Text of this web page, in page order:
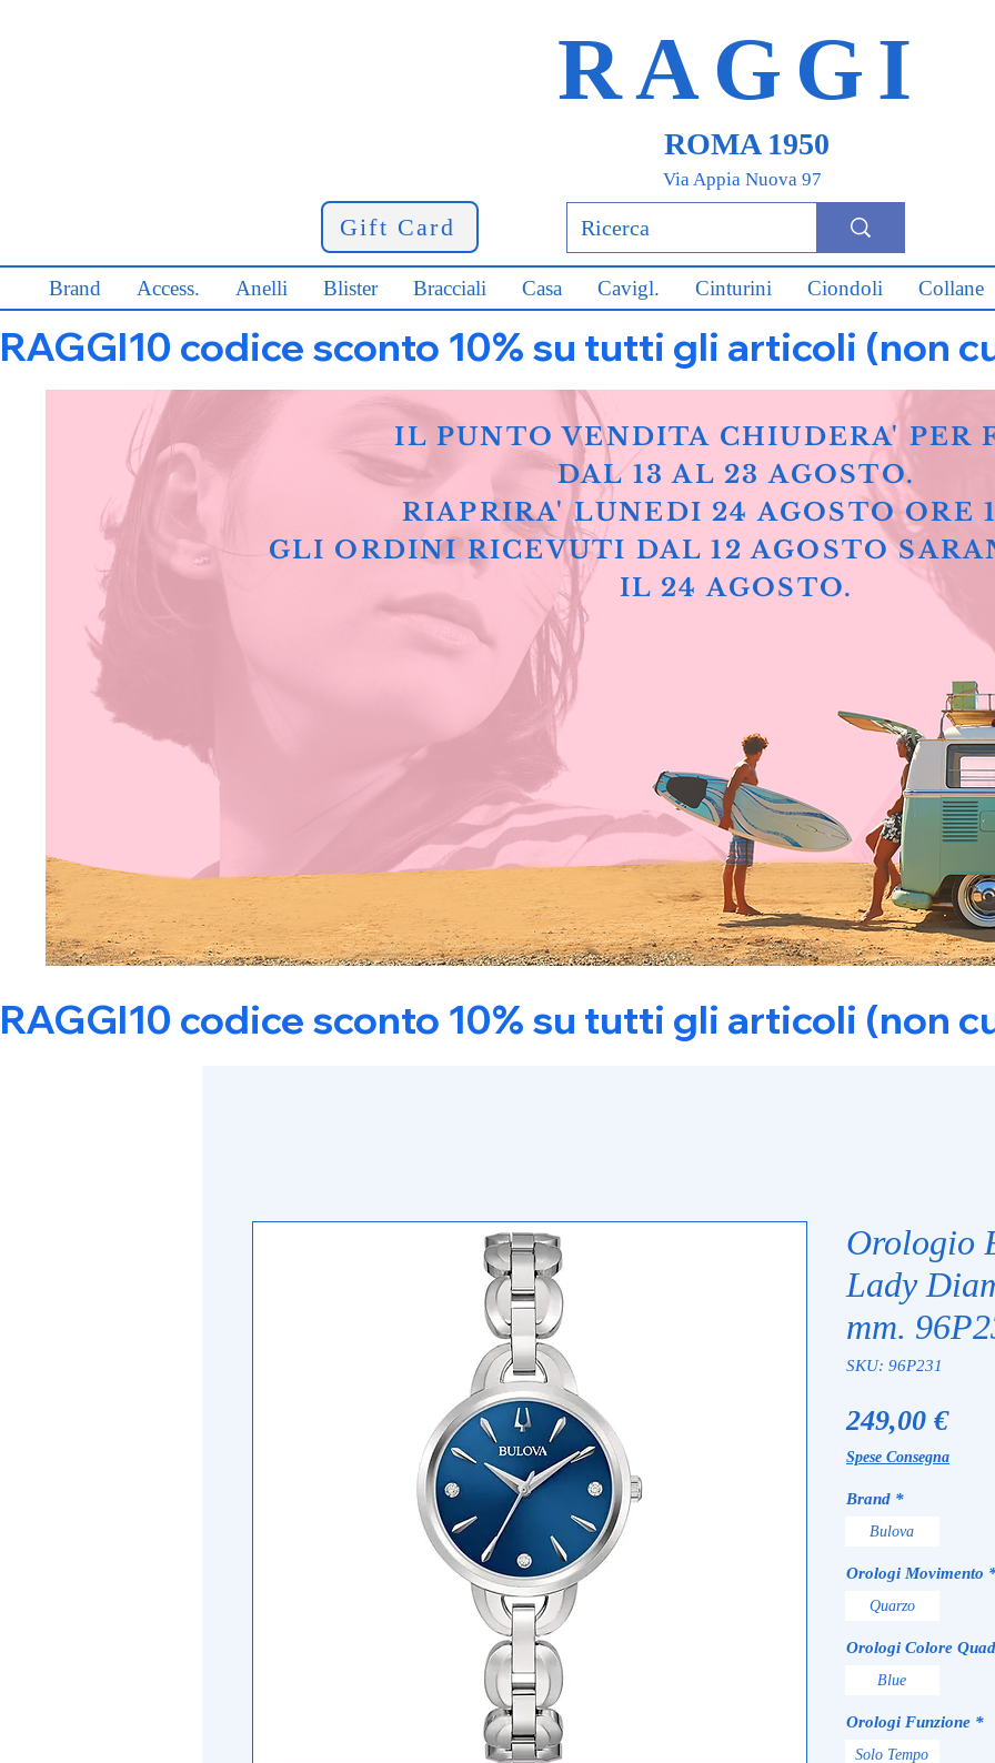
RAGGI
ROMA 1950
Via Appia Nuova 97
Gift Card
Brand Access. Anelli Blister Bracciali Casa Cavigl. Cinturini Ciondoli Collane
RAGGI10 codice sconto 10% su tutti gli articoli (non
IL PUNTO VENDITA CHIUDERA' PER
DAL 13 AL 23 AGOSTO.
RIAPRIRA' LUNEDI 24 AGOSTO ORE
GLI ORDINI RICEVUTI DAL 12 AGOSTO
IL 24 AGOSTO.
RAGGI10 codice sconto 10% su tutti gli articoli (non
Orologio
Lady
mm.
SKU: 96P231
249,00 €
Spese Consegna
Brand *
Bulova
Orologi Movimento
Quarzo
Orologi Colore
Blue
Orologi Funzione *
Solo Tempo